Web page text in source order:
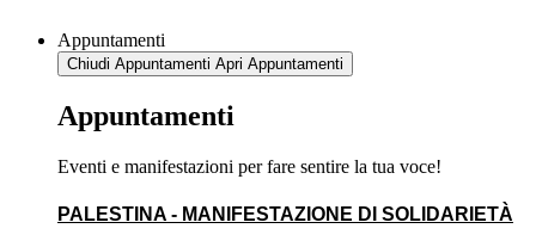
Appuntamenti
Chiudi Appuntamenti Apri Appuntamenti
Appuntamenti
Eventi e manifestazioni per fare sentire la tua voce!
PALESTINA - MANIFESTAZIONE DI SOLIDARIETÀ